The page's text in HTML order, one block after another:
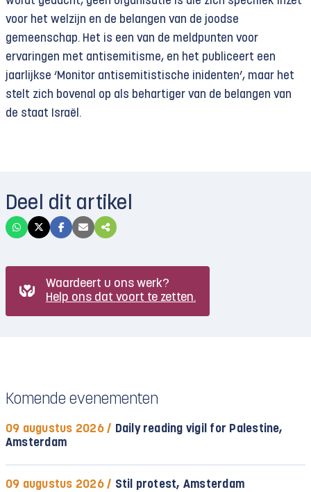
voor het welzijn en de belangen van de joodse
gemeenschap. Het is een van de meldpunten voor
ervaringen met antisemitisme, en het publiceert een
jaarlijkse ‘Monitor antisemitistische inidenten’, maar het
stelt zich bovenal op als behartiger van de belangen van
de staat Israël.
Deel dit artikel
Waardeert u ons werk?
Help ons dat voort te zetten.
Komende evenementen
09 augustus 2026 / Daily reading vigil for Palestine,
Amsterdam
09 augustus 2026 / Stil protest, Amsterdam